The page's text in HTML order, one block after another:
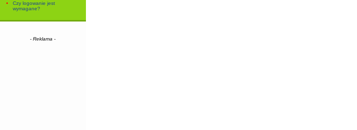
Czy logowanie jest
wymagane?
- Reklama -